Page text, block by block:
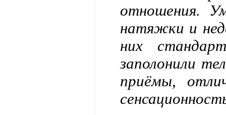
отношения.
натяжки и
них
заполонили
приёмы,